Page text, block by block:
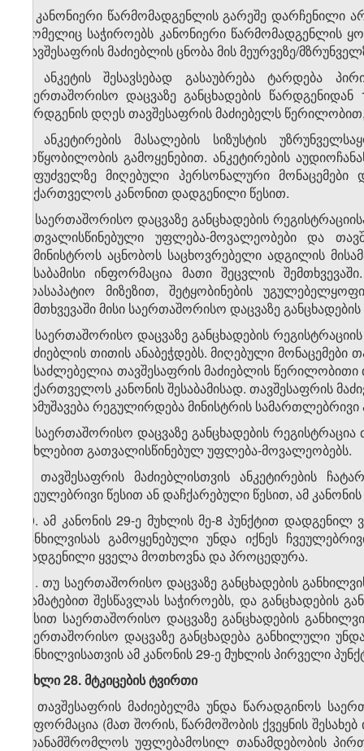
3. კანონიერი წარმომადგენლის გარეშე
რომელიც საჭიროებს კანონიერი წარმომადგენლის
თავშესაფრის მაძიებლის ცნობა მის მეურვეზე/
4. ანკეტის შესავსებად გასაუბრება ტარდება
საერთაშორისო დაცვაზე განცხადების
წარდგენის დღეს თავშესაფრის მაძიებელს
5. ანკეტირების მასალების სიზუსტის
მოწყობილობის გამოყენებით. ანკეტირების
საფუძველზე მიღებული პერსონალური
საქართველოს კანონით დადგენილი წესით.
6. საერთაშორისო დაცვაზე განცხადების
გათვალისწინებული უფლება-მოვალეობები და
სამინისტროს აცნობოს საცხოვრებელი ადგილის
შესაბამისი ინფორმაცია მათი შეცვლის
არასაპატიო მიზეზით, შეტყობინების
შემთხვევაში მისი საერთაშორისო დაცვაზე
7. საერთაშორისო დაცვაზე განცხადების
მაძიებლის თითის ანაბეჭდებს. მიღებული მონაცემები
შესაძლებელია თავშესაფრის მაძიებლის
საქართველოს კანონის შესაბამისად. თავშესაფრის
დამუშავება რეგულირდება მინისტრის სამართლებრივი
8. საერთაშორისო დაცვაზე განცხადების
მუხლებით გათვალისწინებულ უფლება-მოვალეობებს.
9. თავშესაფრის მაძიებლისთვის ანკეტირების
ჩვეულებრივი წესით ან დაჩქარებული წესით, ამ
10. ამ კანონის 29-ე მუხლის მე-8 პუნქტით
განხილვისას გამოყენებული უნდა იქნეს
დადგენილი ყველა მოთხოვნა და პროცედურა.
11. თუ საერთაშორისო დაცვაზე განცხადების
დამატებით შესწავლას საჭიროებს, და განცხადების
წესით საერთაშორისო დაცვაზე განცხადების
საერთაშორისო დაცვაზე განცხადება განხილული
განხილვისათვის ამ კანონის 29-ე მუხლის პირველი
მუხლი 28. მტკიცების ტვირთი
1. თავშესაფრის მაძიებელმა უნდა წარადგინოს
ინფორმაცია (მათ შორის, წარმოშობის ქვეყნის
ითანამშრომლოს უფლებამოსილ თანამდებობის